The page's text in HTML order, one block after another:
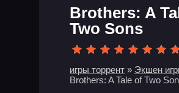
Brothers: A
Two Sons
игры торрент » Экшен
Brothers: A Tale of Two